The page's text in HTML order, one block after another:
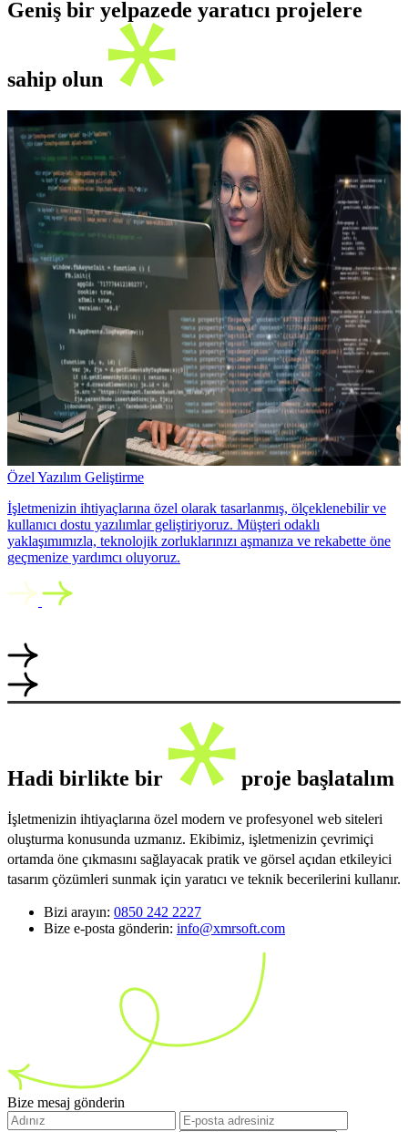
Geniş bir yelpazede yaratıcı projelere
sahip olun
Özel Yazılım Geliştirme
İşletmenizin ihtiyaçlarına özel olarak tasarlanmış, ölçeklenebilir ve
kullanıcı dostu yazılımlar geliştiriyoruz. Müşteri odaklı
yaklaşımımızla, teknolojik zorluklarınızı aşmanıza ve rekabette öne
geçmenize yardımcı oluyoruz.
Hadi birlikte bir proje başlatalım
İşletmenizin ihtiyaçlarına özel modern ve profesyonel web siteleri
oluşturma konusunda uzmanız. Ekibimiz, işletmenizin çevrimiçi
ortamda öne çıkmasını sağlayacak pratik ve görsel açıdan etkileyici
tasarım çözümleri sunmak için yaratıcı ve teknik becerilerini kullanır.
Bizi arayın: 0850 242 2227
Bize e-posta gönderin: info@xmrsoft.com
Bize mesaj gönderin